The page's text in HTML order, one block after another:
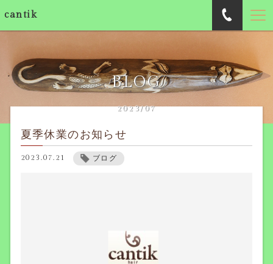
cantik
BLOG
2023/07
夏季休業のお知らせ
2023.07.21 ブログ